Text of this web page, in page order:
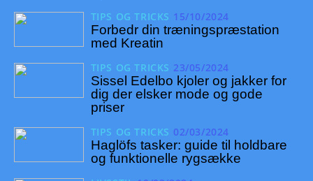
TIPS OG TRICKS 15/10/2024
Forbedr din træningspræstation
med Kreatin
TIPS OG TRICKS 23/05/2024
Sissel Edelbo kjoler og jakker for
dig der elsker mode og gode
priser
TIPS OG TRICKS 02/03/2024
Haglöfs tasker: guide til holdbare
og funktionelle rygsække